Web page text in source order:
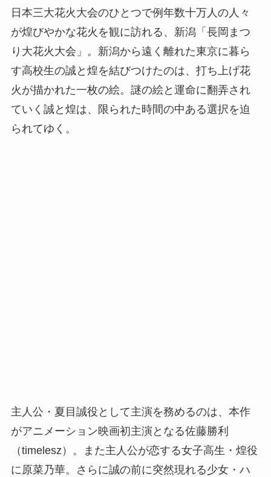
日本三大花火大会のひとつで例年数十万人の人々
が煌びやかな花火を観に訪れる、新潟「長岡まつ
り大花火大会」。新潟から遠く離れた東京に暮ら
す高校生の誠と煌を結びつけたのは、打ち上げ花
火が描かれた一枚の絵。謎の絵と運命に翻弄され
ていく誠と煌は、限られた時間の中ある選択を迫
られてゆく。
主人公・夏目誠役として主演を務めるのは、本作
がアニメーション映画初主演となる佐藤勝利
（timelesz）。また主人公が恋する女子高生・煌役
に原菜乃華。さらに誠の前に突然現れる少女・ハ